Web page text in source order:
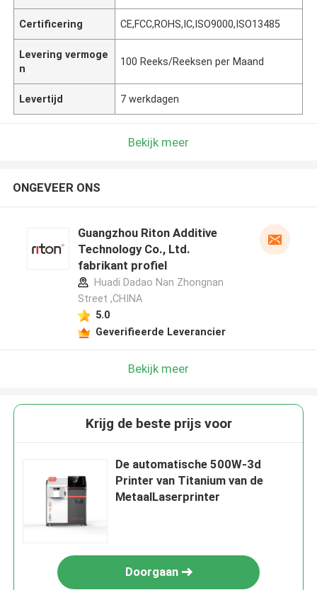
Certificering CE,FCC,ROHS,IC,ISO9000,ISO13485
Levering vermoge
n
100 Reeks/Reeksen per Maand
Levertijd 7 werkdagen
Bekijk meer
ONGEVEER ONS
Guangzhou Riton Additive
Technology Co., Ltd.
fabrikant profiel
Huadi Dadao Nan Zhongnan
Street ,CHINA
5.0
Geverifieerde Leverancier
Bekijk meer
Krijg de beste prijs voor
De automatische 500W-3d
Printer van Titanium van de
MetaalLaserprinter
Doorgaan